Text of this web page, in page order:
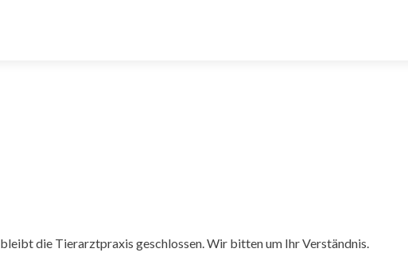
bleibt die Tierarztpraxis geschlossen. Wir bitten um Ihr Verständnis.